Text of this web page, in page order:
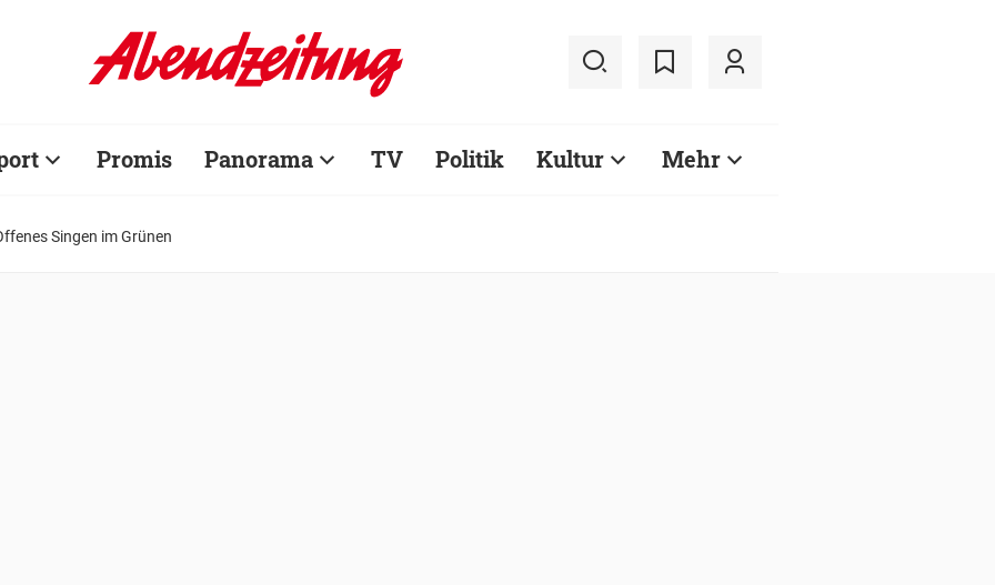
Promis Panorama TV Politik Kultur Mehr
Singen im Grünen